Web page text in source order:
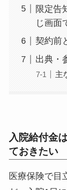
限定告
じ画面
契約前
出典・
主
入院給付金
ておきたい
医療保険で目